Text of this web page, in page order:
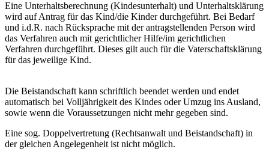
Eine Unterhaltsberechnung (Kindesunterhalt) und Unterhaltsklärung
wird auf Antrag für das Kind/die Kinder durchgeführt. Bei Bedarf
und i.d.R. nach Rücksprache mit der antragstellenden Person wird
das Verfahren auch mit gerichtlicher Hilfe/im gerichtlichen
Verfahren durchgeführt. Dieses gilt auch für die Vaterschaftsklärung
für das jeweilige Kind.
Die Beistandschaft kann schriftlich beendet werden und endet
automatisch bei Volljährigkeit des Kindes oder Umzug ins Ausland,
sowie wenn die Voraussetzungen nicht mehr gegeben sind.
Eine sog. Doppelvertretung (Rechtsanwalt und Beistandschaft) in
der gleichen Angelegenheit ist nicht möglich.